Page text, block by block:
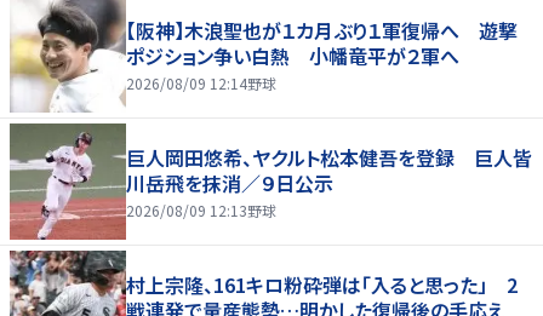
【阪神】木浪聖也が１カ月ぶり１軍復帰へ 遊撃
ポジション争い白熱 小幡竜平が２軍へ
2026/08/09 12:14野球
巨人岡田悠希、ヤクルト松本健吾を登録 巨人皆
川岳飛を抹消／９日公示
2026/08/09 12:13野球
村上宗隆、161キロ粉砕弾は「入ると思った」 2
戦連発で量産態勢…明かした復帰後の手応え